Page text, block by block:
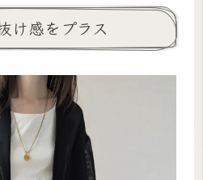
け感をプラス